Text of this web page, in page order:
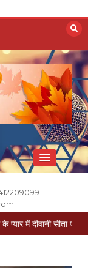
सीता पहुंची मेरठ सोनी के